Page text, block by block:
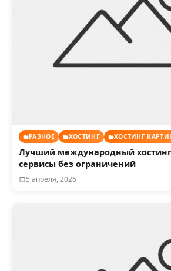
РАЗНОЕ ХОСТИНГ ХОСТИНГ
Лучший международный
сервисы без ограничений
5 апреля, 2026